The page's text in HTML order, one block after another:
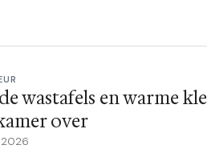
wastafels en warme
over